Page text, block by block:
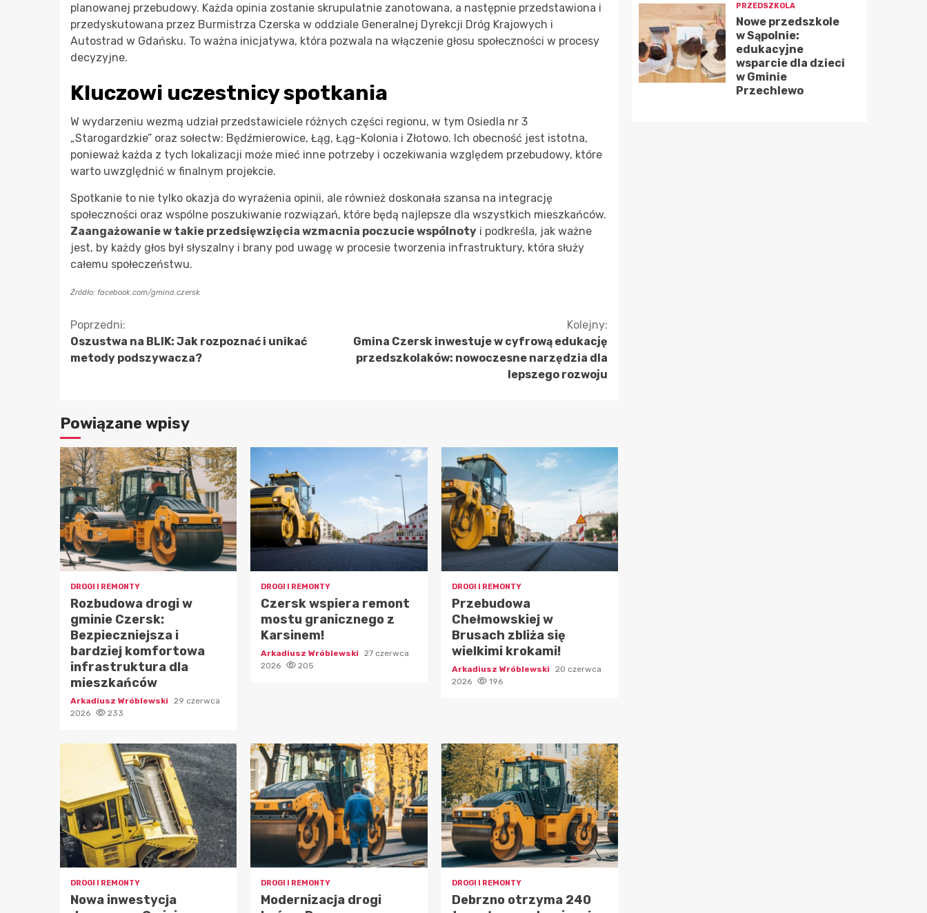
planowanej przebudowy. Każda opinia zostanie skrupulatnie zanotowana, a następnie przedstawiona i
przedyskutowana przez Burmistrza Czerska w oddziale Generalnej Dyrekcji Dróg Krajowych i
Autostrad w Gdańsku. To ważna inicjatywa, która pozwala na włączenie głosu społeczności w procesy
decyzyjne.
Kluczowi uczestnicy spotkania
W wydarzeniu wezmą udział przedstawiciele różnych części regionu, w tym Osiedla nr 3
„Starogardzkie” oraz sołectw: Będźmierowice, Łąg, Łąg-Kolonia i Złotowo. Ich obecność jest istotna,
ponieważ każda z tych lokalizacji może mieć inne potrzeby i oczekiwania względem przebudowy, które
warto uwzględnić w finalnym projekcie.
Spotkanie to nie tylko okazja do wyrażenia opinii, ale również doskonała szansa na integrację
społeczności oraz wspólne poszukiwanie rozwiązań, które będą najlepsze dla wszystkich mieszkańców.
Zaangażowanie w takie przedsięwzięcia wzmacnia poczucie wspólnoty i podkreśla, jak ważne
jest, by każdy głos był słyszalny i brany pod uwagę w procesie tworzenia infrastruktury, która służy
całemu społeczeństwu.
Źródło: facebook.com/gmina.czersk
Kontynuuj
czytanie
Poprzedni:
Oszustwa na BLIK: Jak rozpoznać i unikać
metody podszywacza?
Kolejny:
Gmina Czersk inwestuje w cyfrową edukację
przedszkolaków: nowoczesne narzędzia dla
lepszego rozwoju
Powiązane wpisy
DROGI I REMONTY
Rozbudowa drogi w
gminie Czersk:
Bezpieczniejsza i
bardziej komfortowa
infrastruktura dla
mieszkańców
Arkadiusz Wróblewski
29 czerwca
2026
233
DROGI I REMONTY
Czersk wspiera remont
mostu granicznego z
Karsinem!
Arkadiusz Wróblewski
27 czerwca
2026
205
DROGI I REMONTY
Przebudowa
Chełmowskiej w
Brusach zbliża się
wielkimi krokami!
Arkadiusz Wróblewski
20 czerwca
2026
196
DROGI I REMONTY
Nowa inwestycja
DROGI I REMONTY
Modernizacja drogi
DROGI I REMONTY
Debrzno otrzyma 240
PRZEDSZKOLA
Nowe przedszkole
w Sąpolnie:
edukacyjne
wsparcie dla dzieci
w Gminie
Przechlewo